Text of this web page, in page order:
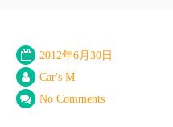
2012年6月30日
Car's M
No Comments